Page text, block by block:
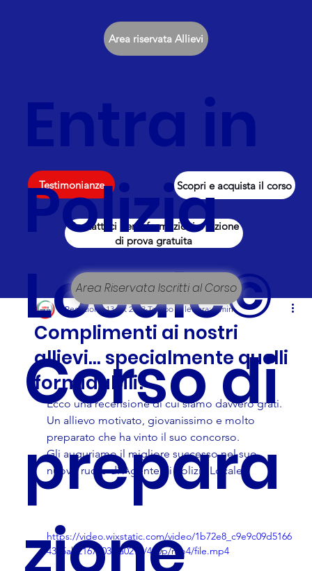
Contattaci per informazioni e lezione
di prova gratuita
Scopri e acquista il corso
Testimonianze
Entra in
Polizia
Locale©
Corso di
prepara
zione
Area riservata Allievi
Area Riservata Iscritti al Corso
Complimenti ai nostri
allievi... specialmente quelli
formidabili!
Redazione 13 ott 2023 Tempo di lettura: 1 min
Ecco una recensione di cui siamo davvero grati.
Un allievo motivato, giovanissimo e molto
preparato che ha vinto il suo concorso.
Gli auguriamo il migliore successo nel suo
nuovo ruolo di Agente di Polizia Locale.
https://video.wixstatic.com/video/1b72e8_c9e9c09d5166
4355ab21677039fa029a/480p/mp4/file.mp4